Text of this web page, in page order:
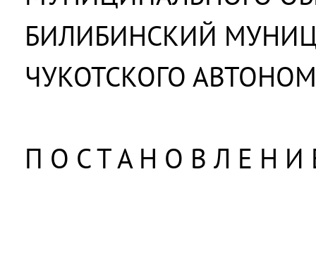
БИЛИБИНСКИЙ
ЧУКОТСКОГО
П О С Т А Н О В Л Е Н И